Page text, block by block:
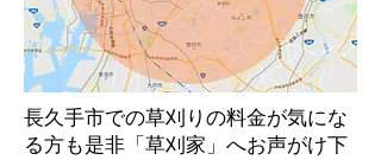
​長久手市での草刈りの料金が気にな
る方も是非「草刈家」へお声がけ下